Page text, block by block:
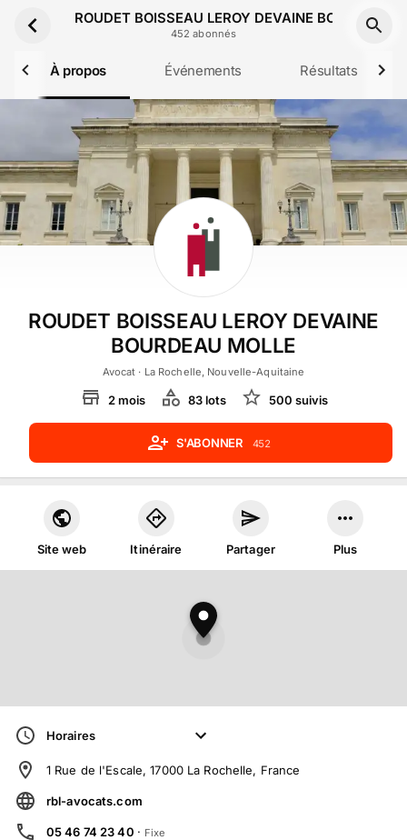
ROUDET BOISSEAU LEROY DEVAINE BOURDEAU
452 abonnés
À propos Événements Résultats
ROUDET BOISSEAU LEROY DEVAINE
BOURDEAU MOLLE
Avocat · La Rochelle, Nouvelle-Aquitaine
2 mois 83lots 500 suivis
S'ABONNER 452
Site web Itinéraire Partager Plus
Horaires
1 Rue de l'Escale, 17000 La Rochelle, France
rbl-avocats.com
05 46 74 23 40 · Fixe